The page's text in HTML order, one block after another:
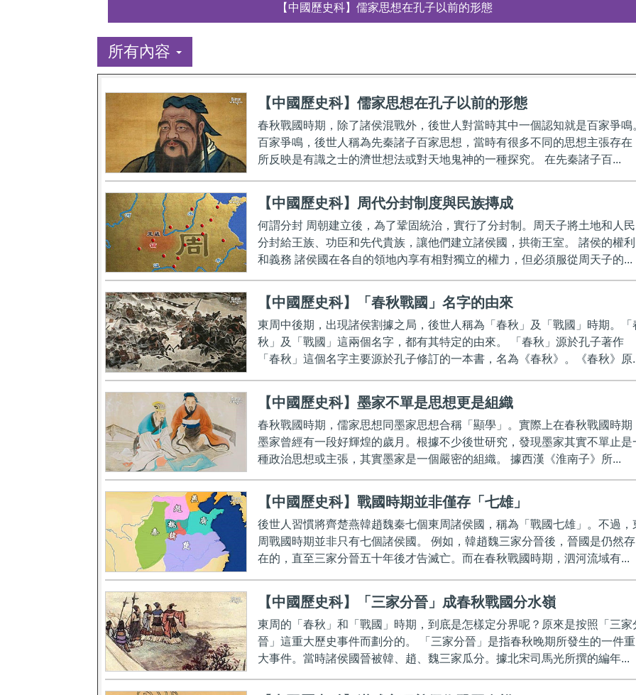
【中國歷史科】儒家思想在孔子以前的形態
所有內容
【中國歷史科】儒家思想在孔子以前的形態
春秋戰國時期，除了諸侯混戰外，後世人對當時其中一個認知就是百家爭鳴
百家爭鳴，後世人稱為先秦諸子百家思想，當時有很多不同的思想主張存在
所反映是有識之士的濟世想法或對天地鬼神的一種探究。 在先秦諸子百...
【中國歷史科】周代分封制度與民族摶成
何謂分封 周朝建立後，為了鞏固統治，實行了分封制。周天子將土地和人民
分封給王族、功臣和先代貴族，讓他們建立諸侯國，拱衛王室。 諸侯的權利
和義務 諸侯國在各自的領地內享有相對獨立的權力，但必須服從周天子的...
【中國歷史科】「春秋戰國」名字的由來
東周中後期，出現諸侯割據之局，後世人稱為「春秋」及「戰國」時期。「
秋」及「戰國」這兩個名字，都有其特定的由來。 「春秋」源於孔子著作
「春秋」這個名字主要源於孔子修訂的一本書，名為《春秋》。《春秋》原
【中國歷史科】墨家不單是思想更是組織
春秋戰國時期，儒家思想同墨家思想合稱「顯學」。實際上在春秋戰國時期
墨家曾經有一段好輝煌的歲月。根據不少後世研究，發現墨家其實不單止是
種政治思想或主張，其實墨家是一個嚴密的組織。 據西漢《淮南子》所...
【中國歷史科】戰國時期並非僅存「七雄」
後世人習慣將齊楚燕韓趙魏秦七個東周諸侯國，稱為「戰國七雄」。不過，
周戰國時期並非只有七個諸侯國。 例如，韓趙魏三家分晉後，晉國是仍然存
在的，直至三家分晉五十年後才告滅亡。而在春秋戰國時期，泗河流域有...
【中國歷史科】「三家分晉」成春秋戰國分水嶺
東周的「春秋」和「戰國」時期，到底是怎樣定分界呢？原來是按照「三家
晉」這重大歷史事件而劃分的。 「三家分晉」是指春秋晚期所發生的一件重
大事件。當時諸侯國晉被韓、趙、魏三家瓜分。據北宋司馬光所撰的編年...